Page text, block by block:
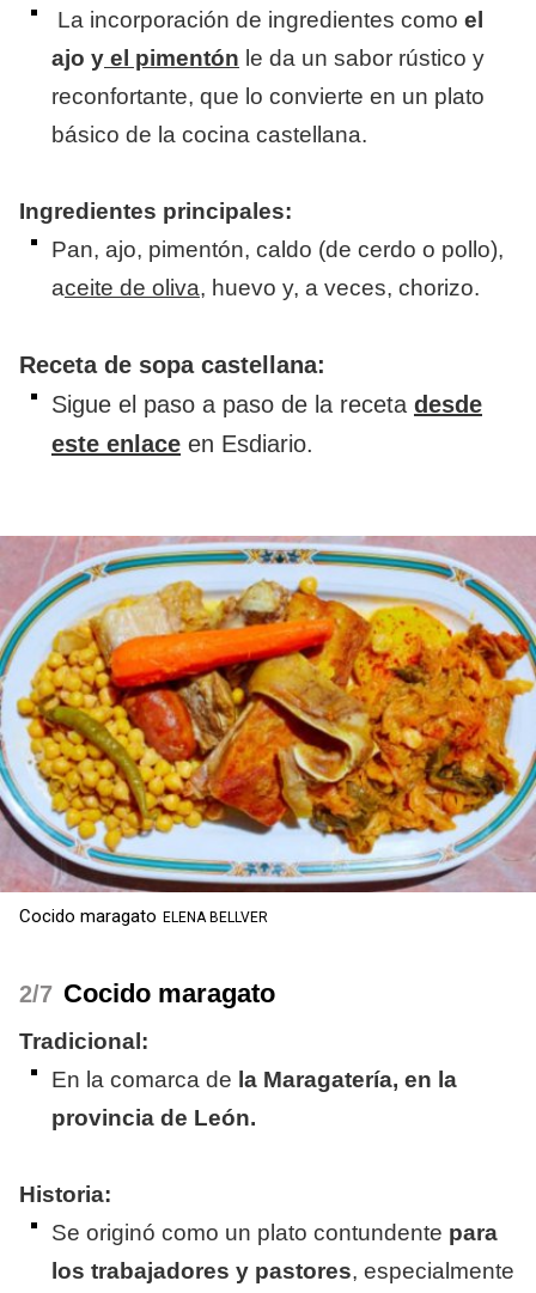
La incorporación de ingredientes como el
ajo y el pimentón le da un sabor rústico y
reconfortante, que lo convierte en un plato
básico de la cocina castellana.
Ingredientes principales:
Pan, ajo, pimentón, caldo (de cerdo o pollo),
aceite de oliva, huevo y, a veces, chorizo.
​Receta de sopa castellana:
Sigue el paso a paso de la receta desde
este enlace en Esdiario.
Cocido maragato ELENA BELLVER
/7 Cocido maragato
Tradicional:
En la comarca de la Maragatería, en la
provincia de León.
Historia:
Se originó como un plato contundente para
los trabajadores y pastores, especialmente